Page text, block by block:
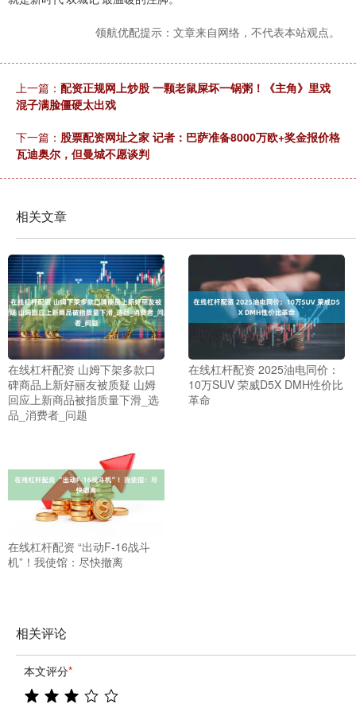
领航优配提示：文章来自网络，不代表本站观点。
上一篇： 配资正规网上炒股 一颗老鼠屎坏一锅粥！《主角》里戏
混子满脸僵硬太出戏
下一篇： 股票配资网址之家 记者：巴萨准备8000万欧+奖金报价格
瓦迪奥尔，但曼城不愿谈判
相关文章
在线杠杆配资 山姆下架多款口
碑商品上新好丽友被质疑 山姆
回应上新商品被指质量下滑_选
品_消费者_问题
在线杠杆配资 2025油电同价：
10万SUV 荣威D5X DMH性价比
革命
在线杠杆配资 “出动F-16战斗
机”！我使馆：尽快撤离
相关评论
本文评分*